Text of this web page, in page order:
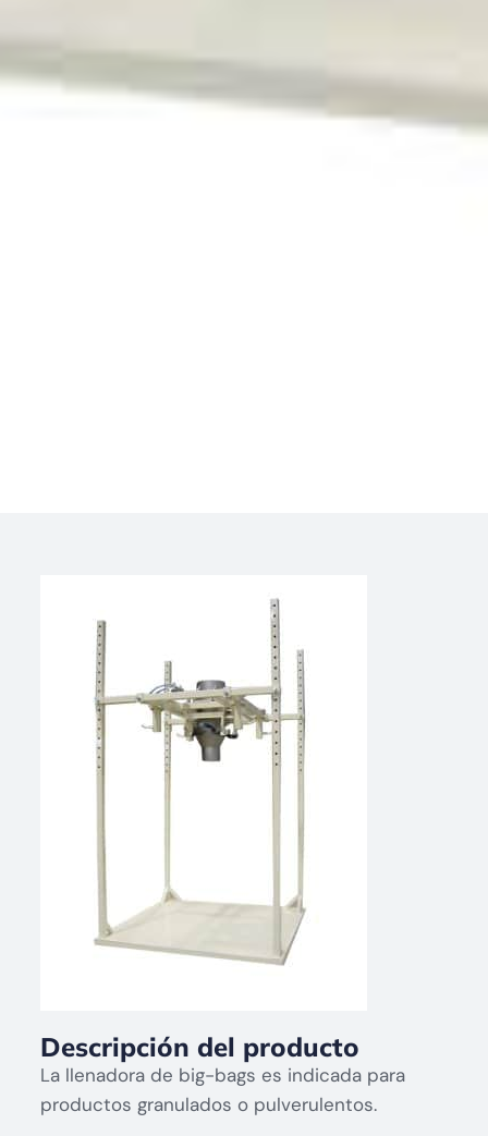
Descripción del producto
La llenadora de big-bags es indicada para
productos granulados o pulverulentos.